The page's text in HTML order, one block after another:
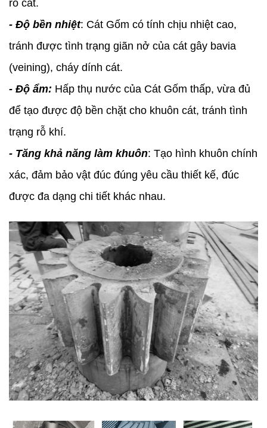
rỗ cát.
- Độ bền nhiệt: Cát Gốm có tính chịu nhiệt cao,
tránh được tình trạng giãn nở của cát gây bavia
(veining), cháy dính cát.
- Độ ẩm: Hấp thụ nước của Cát Gốm thấp, vừa đủ
để tạo được độ bền chặt cho khuôn cát, tránh tình
trạng rỗ khí.
- Tăng khả năng làm khuôn: Tạo hình khuôn chính
xác, đảm bảo vật đúc đúng yêu cầu thiết kế, đúc
được đa dạng chi tiết khác nhau.